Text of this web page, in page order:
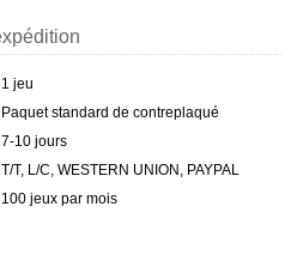
1 jeu
Paquet standard de contreplaqué
7-10 jours
T/T, L/C, WESTERN UNION, PAYPAL
100 jeux par mois